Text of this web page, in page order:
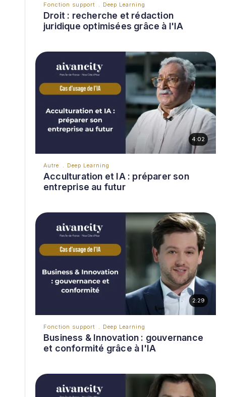
Fonction support Deep Learning
Droit : recherche et rédaction
juridique optimisées grâce à l'IA
4:02
Autre Deep Learning
Acculturation et IA : préparer son
entreprise au futur
2:29
Fonction support Deep Learning
Business & Innovation : gouvernance
et conformité grâce à l'IA